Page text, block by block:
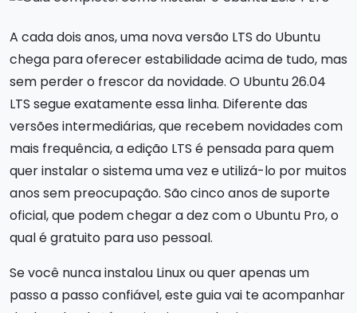
A cada dois anos, uma nova versão LTS do Ubuntu
chega para oferecer estabilidade acima de tudo, mas
sem perder o frescor da novidade. O Ubuntu 26.04
LTS segue exatamente essa linha. Diferente das
versões intermediárias, que recebem novidades com
mais frequência, a edição LTS é pensada para quem
quer instalar o sistema uma vez e utilizá-lo por muitos
anos sem preocupação. São cinco anos de suporte
oficial, que podem chegar a dez com o Ubuntu Pro, o
qual é gratuito para uso pessoal.
Se você nunca instalou Linux ou quer apenas um
passo a passo confiável, este guia vai te acompanhar